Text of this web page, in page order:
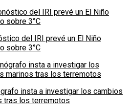
del IRI prevé un El Niño
sobre 3°C
insta a investigar los cambios
tras los terremotos